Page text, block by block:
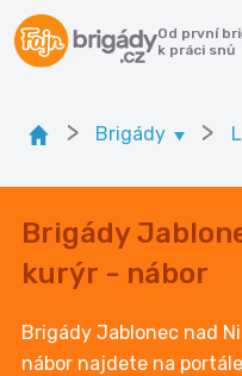
Od první
k práci snů
> Brigády >
Brigády
kurýr - nábor
Brigády Jablonec nad
nábor najdete na